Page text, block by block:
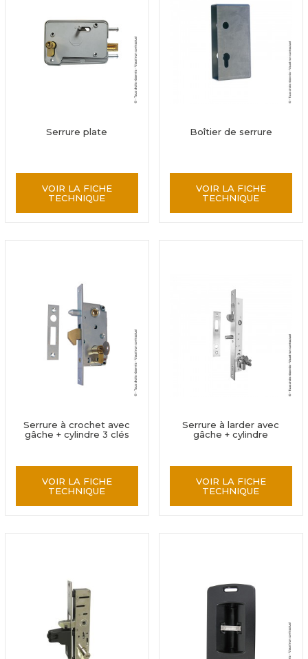
Serrure plate
VOIR LA FICHE
TECHNIQUE
Boîtier de serrure
VOIR LA FICHE
TECHNIQUE
Serrure à crochet avec
gâche + cylindre 3 clés
VOIR LA FICHE
TECHNIQUE
Serrure à larder avec
gâche + cylindre
VOIR LA FICHE
TECHNIQUE